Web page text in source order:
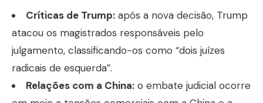
Críticas de Trump: após a nova decisão, Trump
atacou os magistrados responsáveis pelo
julgamento, classificando-os como “dois juízes
radicais de esquerda”.
Relações com a China: o embate judicial ocorre